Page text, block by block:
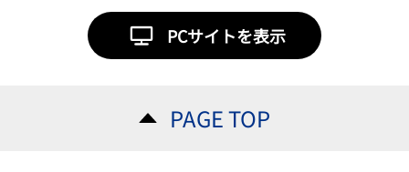
「足は厳しかったけど、４日目につながって良かった」～とこなめ
2026年08月01日
PCサイトを表示
PAGE TOP